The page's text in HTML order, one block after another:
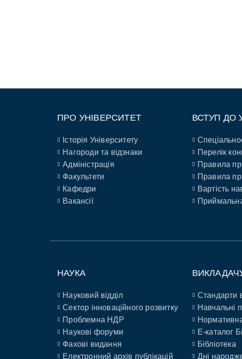
ПРО УНІВЕРСИТЕТ
Історія Університету
Нагороди та відзнаки
Адміністрація
Факультети
Кафедри
Вакансії
ВСТУП ДО
Перелік
Правила
Правила
Вартість
НАУКА
Науковий відділ
Сектор інноваційного розвитку
Проблемна НДР
Наукові форуми
Фахові видання
Електронний архів публікацій
Стандарти
Навчальні
E-каталог
Бібліотека
Дні